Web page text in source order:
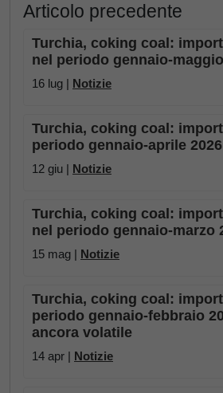
Articolo precedente
Turchia, coking coal:
nel periodo gennaio-
16 lug | Notizie
Turchia, coking coal:
periodo gennaio-aprile 2026
12 giu | Notizie
Turchia, coking coal:
nel periodo gennaio-marzo
15 mag | Notizie
Turchia, coking coal:
periodo gennaio-febbraio
ancora volatile
14 apr | Notizie